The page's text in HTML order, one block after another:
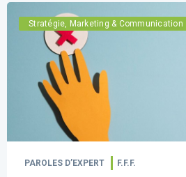
Stratégie, Marketing & Communication
PAROLES D’EXPERT F.F.F.